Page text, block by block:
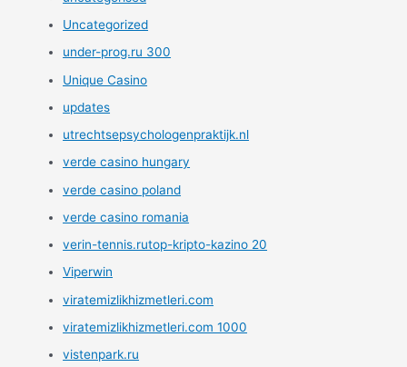
Uncategorized
under-prog.ru 300
Unique Casino
updates
utrechtsepsychologenpraktijk.nl
verde casino hungary
verde casino poland
verde casino romania
verin-tennis.rutop-kripto-kazino 20
Viperwin
viratemizlikhizmetleri.com
viratemizlikhizmetleri.com 1000
vistenpark.ru